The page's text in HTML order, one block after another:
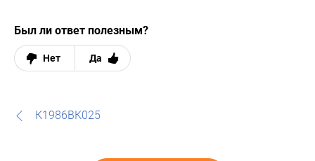
Был ли ответ полезным?
Нет Да
К1986ВК025